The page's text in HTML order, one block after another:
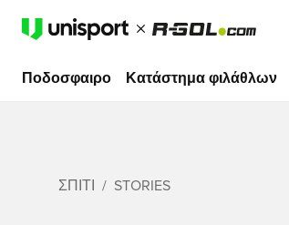
Ποδοσφαιρο Κατάστημα φιλάθλων
ΣΠΊΤΙ STORIES